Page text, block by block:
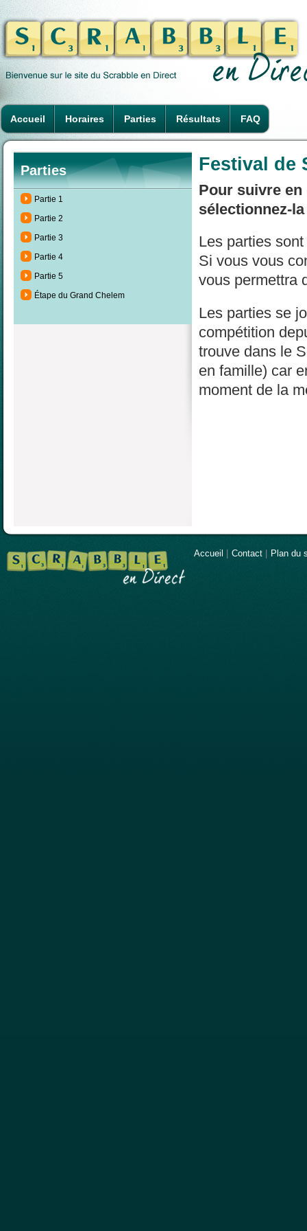
Accueil Horaires Parties Résultats FAQ
Parties
Partie 1
Partie 2
Partie 3
Partie 4
Partie 5
Étape du Grand Chelem
Festival de
Pour suivre
sélectionnez-
Les parties
Si vous vous
vous permettra
Les parties se
compétition
trouve dans le
en famille) car
moment de la
Accueil Contact Plan du